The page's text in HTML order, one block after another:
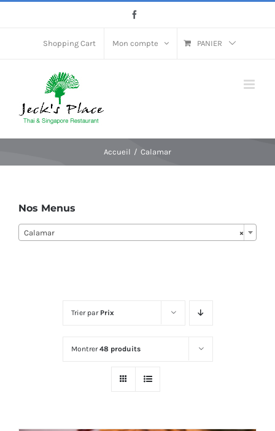
Shopping Cart Mon compte PANIER
Accueil Calamar
Trier par Prix
Montrer48 produits
Nos Menus
×
Calamar